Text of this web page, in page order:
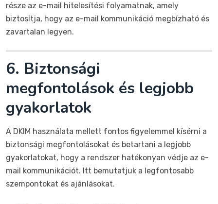
része az e-mail hitelesítési folyamatnak, amely
biztosítja, hogy az e-mail kommunikáció megbízható és
zavartalan legyen.
6. Biztonsági
megfontolások és legjobb
gyakorlatok
A DKIM használata mellett fontos figyelemmel kísérni a
biztonsági megfontolásokat és betartani a legjobb
gyakorlatokat, hogy a rendszer hatékonyan védje az e-
mail kommunikációt. Itt bemutatjuk a legfontosabb
szempontokat és ajánlásokat.